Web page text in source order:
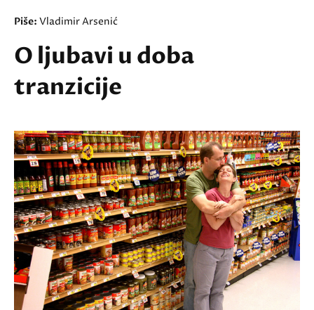
Piše: Vladimir Arsenić
O ljubavi u doba
tranzicije